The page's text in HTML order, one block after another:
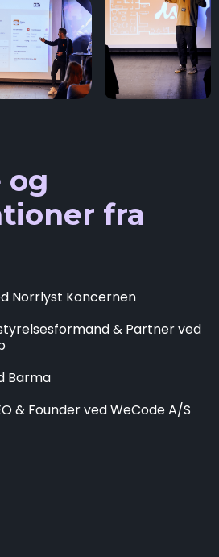
og
fra
Norrlyst Koncernen
& Partner ved
Barma
& Founder ved WeCode A/S